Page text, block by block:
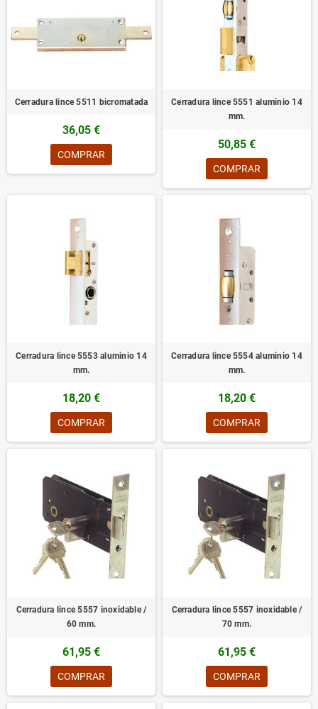
Cerradura lince 5511 bicromatada
36,05 €
COMPRAR
Cerradura lince 5551 aluminio 14
mm.
50,85 €
COMPRAR
Cerradura lince 5553 aluminio 14
mm.
18,20 €
COMPRAR
Cerradura lince 5554 aluminio 14
mm.
18,20 €
COMPRAR
Cerradura lince 5557 inoxidable /
60 mm.
61,95 €
COMPRAR
Cerradura lince 5557 inoxidable /
70 mm.
61,95 €
COMPRAR